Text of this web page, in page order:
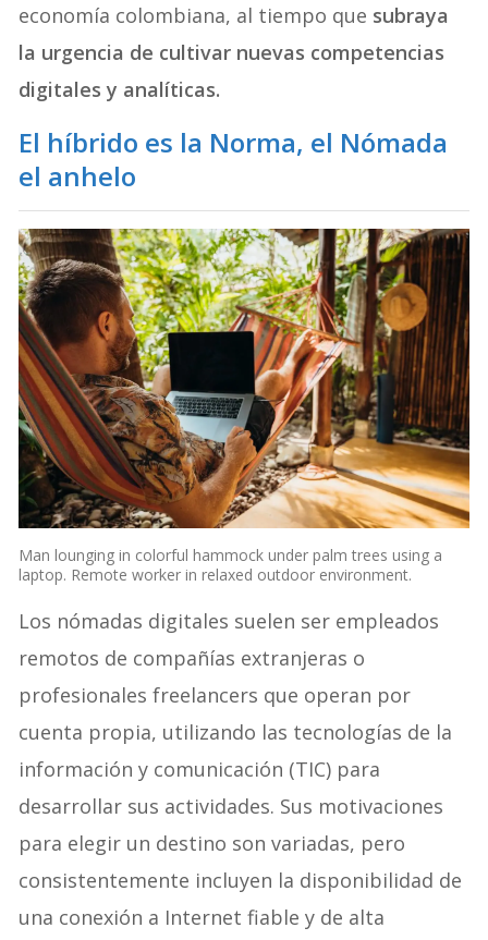
economía colombiana, al tiempo que subraya
la urgencia de cultivar nuevas competencias
digitales y analíticas.
El híbrido es la Norma, el Nómada
el anhelo
Man lounging in colorful hammock under palm trees using a
laptop. Remote worker in relaxed outdoor environment.
Los nómadas digitales suelen ser empleados
remotos de compañías extranjeras o
profesionales freelancers que operan por
cuenta propia, utilizando las tecnologías de la
información y comunicación (TIC) para
desarrollar sus actividades. Sus motivaciones
para elegir un destino son variadas, pero
consistentemente incluyen la disponibilidad de
una conexión a Internet fiable y de alta